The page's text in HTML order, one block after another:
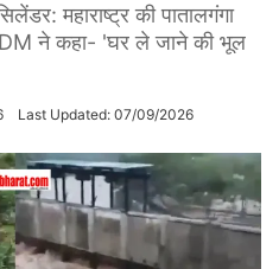
महाराष्ट्र की पातालगंगा
DM ने कहा- 'घर ले जाने की भूल
Last Updated: 07/09/2026